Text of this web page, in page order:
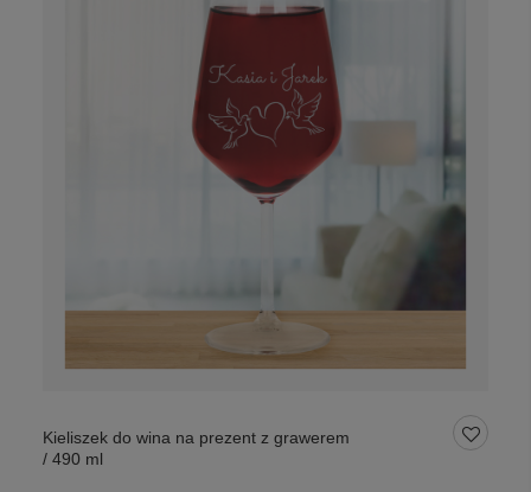
Kieliszek do wina na prezent z grawerem
/ 490 ml